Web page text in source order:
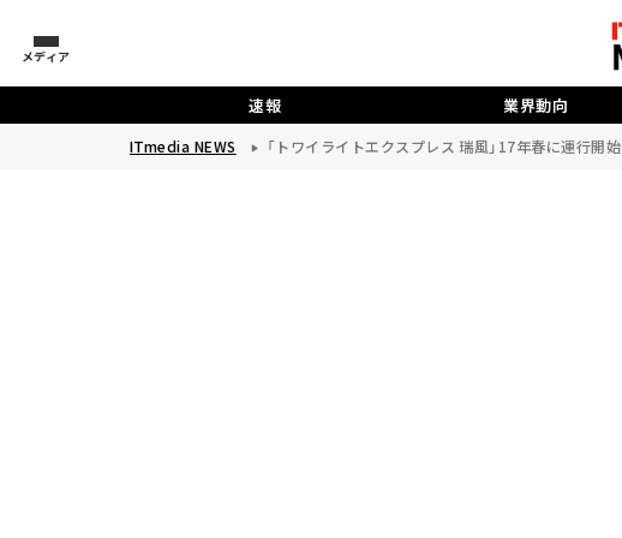
メディア
速報 業界動向
ITmedia NEWS 「トワイライトエクスプレス 瑞風」17年春に運行開始